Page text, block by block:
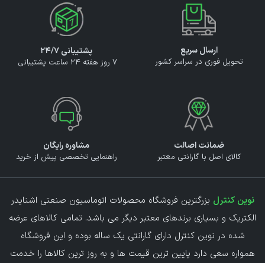
ارسال سریع
تحویل فوری در سراسر کشور
پشتیبانی ۲۴/۷
7 روز هفته 24 ساعت پشتیبانی
ضمانت اصالت
کالای اصل با گارانتی معتبر
مشاوره رایگان
راهنمایی تخصصی پیش از خرید
نوین کنترل بزرگترین فروشگاه محصولات اتوماسیون صنعتی اشنایدر
الکتریک و بسیاری برندهای معتبر دیگر می باشد. تمامی کالاهای عرضه
شده در نوین کنترل دارای گارانتی یک ساله بوده و این فروشگاه
همواره سعی دارد پایین ترین قیمت ها و به روز ترین کالاها را خدمت